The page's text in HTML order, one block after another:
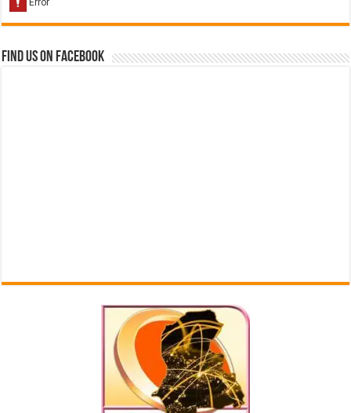
Find us on Facebook